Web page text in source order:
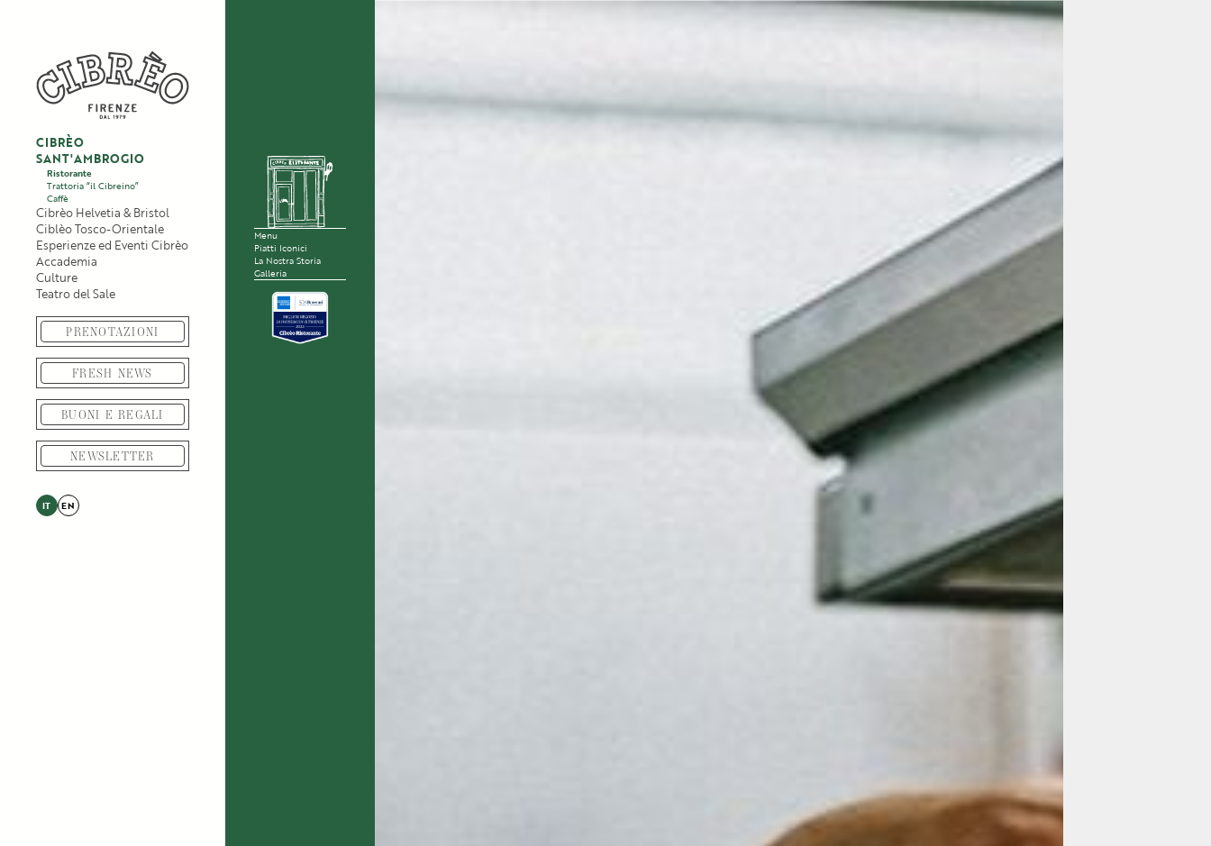
CIBRÈO
SANT'AMBROGIO
Ristorante
Trattoria “il Cibreino”
Caffè
Cibrèo Helvetia & Bristol
Ciblèo Tosco-Orientale
Esperienze ed Eventi Cibrèo
Accademia
Culture
Teatro del Sale
PRENOTAZIONI
FRESH NEWS
BUONI E REGALI
NEWSLETTER
IT EN
Menu
Piatti Iconici
La Nostra Storia
Galleria